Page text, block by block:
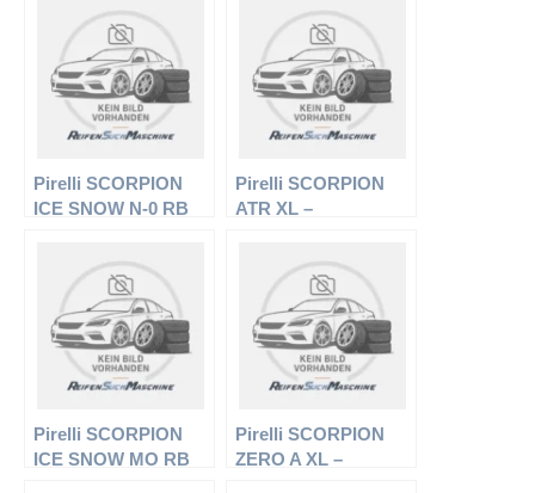
Pirelli SCORPION
ICE SNOW N-0 RB
Winterreifen
Pirelli SCORPION
ATR XL –
Sommerreifen
Pirelli SCORPION
ICE SNOW MO RB
Pirelli SCORPION
ZERO A XL –